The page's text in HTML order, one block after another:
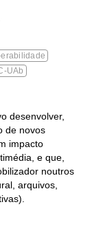
UAb
desenvolver,
de novos
impacto
e que,
noutros
arquivos,